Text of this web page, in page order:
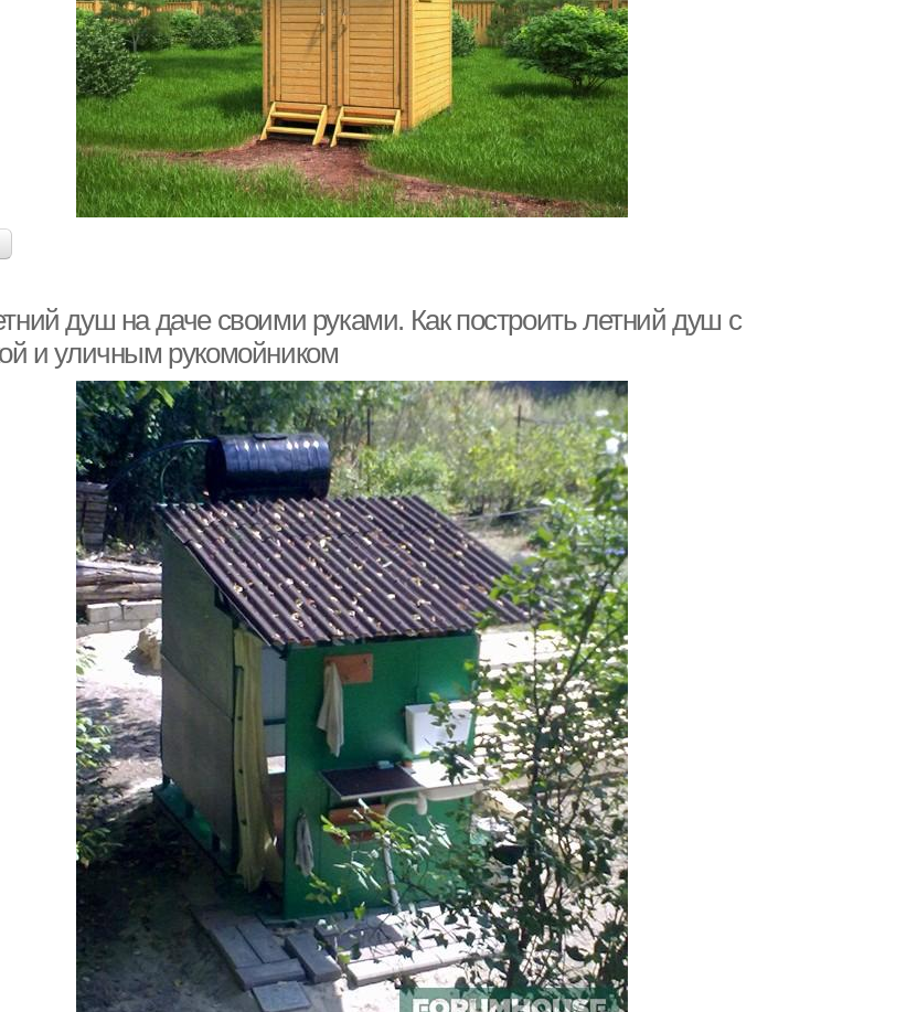
душ на даче своими руками. Как построить летний душ с
и уличным рукомойником